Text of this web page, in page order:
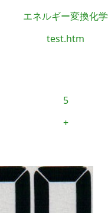
エネルギー変換化学
test.htm
5
+